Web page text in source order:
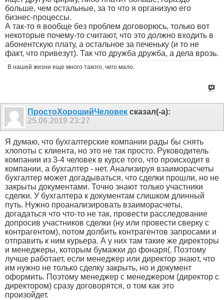
больше, чем остальные, за то что я организую его
бизнес-процессы.
А так-то я вообще без проблем договорюсь, только вот
некоторые почему-то считают, что это должно входить в
абонентскую плату, а остальное за печеньку (и то не
факт, что привезут). Так что дружба дружба, а дела врозь.
В нашей жизни еще много такого, чего мало.
ПростоХорошийЧеловек сказал(-а):
25.06.2019 23:27
Я думаю, что бухгалтерские компании рады бы снять
хлопоты с клиента, но это не так просто. Руководитель
компании из 3-4 человек в курсе того, что происходит в
компании, а бухгалтер - нет. Анализируя взаиморасчеты
бухгалтер может догадываться, что сделки прошли, но не
закрыты документами. Точно знают только участники
сделки. У бухгалтера к документам слишком длинный
путь. Нужно проанализировать взаиморасчеты,
догадаться что что-то не так, провести расследование
допросив участников сделки (ну или провести сверку с
контрагентом), потом долбить контрагентов запросами и
отправить к ним курьера. А у них там такие же директоры
и менеджеры, которым бумажки до фонаря(. Поэтому
лучше работает, если менеджер или директор знают, что
им нужно не только сделку закрыть, но и документ
оформить. Поэтому менеджер с менеджером (директор с
директором) сразу договорятся, о том как это
произойдет.